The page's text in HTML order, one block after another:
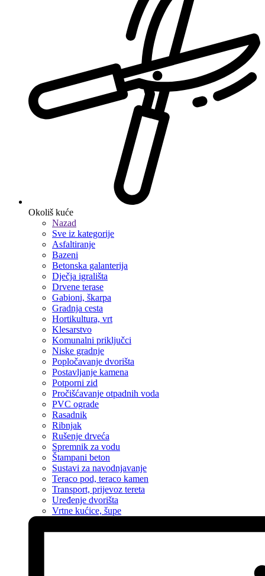
Okoliš kuće
Nazad
Sve iz kategorije
Asfaltiranje
Bazeni
Betonska galanterija
Dječja igrališta
Drvene terase
Gabioni, škarpa
Gradnja cesta
Hortikultura, vrt
Klesarstvo
Komunalni priključci
Niske gradnje
Popločavanje dvorišta
Postavljanje kamena
Potporni zid
Pročišćavanje otpadnih voda
PVC ograde
Rasadnik
Ribnjak
Rušenje drveća
Spremnik za vodu
Štampani beton
Sustavi za navodnjavanje
Teraco pod, teraco kamen
Transport, prijevoz tereta
Uređenje dvorišta
Vrtne kućice, šupe